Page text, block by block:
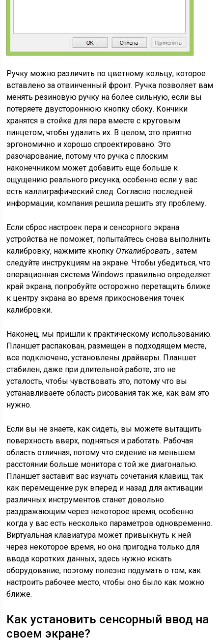
Ручку можно различить по цветному кольцу, которое
вставлено за отвинченный фронт. Ручка позволяет вам
менять резиновую ручку на более сильную, если вы
потеряете двустороннюю кнопку сбоку. Кончики
хранятся в стойке для пера вместе с круговым
пинцетом, чтобы удалить их. В целом, это приятно
эргономично и хорошо спроектировано. Это
разочарование, потому что ручка с плоским
наконечником может добавить еще больше к
ощущению реального рисунка, особенно если у вас
есть каллиграфический след. Согласно последней
информации, компания решила решить эту проблему.
Если сброс настроек пера и сенсорного экрана
устройства не поможет, попытайтесь снова выполнить
калибровку, нажмите кнопку Откалибровать, затем
следуйте инструкциям на экране. Чтобы убедиться, что
операционная система Windows правильно определяет
край экрана, попробуйте осторожно перетащить ближе
к центру экрана во время прикосновения точек
калибровки.
Наконец, мы пришли к практическому использованию.
Планшет распакован, размещен в подходящем месте,
все подключено, установлены драйверы. Планшет
стабилен, даже при длительной работе, это не
усталость, чтобы чувствовать это, потому что вы
устанавливаете область рисования так же, как вам это
нужно.
Если вы не знаете, как сидеть, вы можете вытащить
поверхность вверх, подняться и работать. Рабочая
область отличная, потому что сидение на меньшем
расстоянии больше монитора с той же диагональю.
Планшет заставит вас изучать сочетания клавиш, так
как перемещение рук вперед и назад для активации
различных инструментов станет довольно
раздражающим через некоторое время, особенно
когда у вас есть несколько параметров одновременно.
Виртуальная клавиатура может привыкнуть к ней
через некоторое время, но она пригодна только для
ввода коротких данных, здесь нужно искать
оборудование, поэтому полезно подумать о том, как
настроить рабочее место, чтобы оно было как можно
ближе.
Как установить сенсорный ввод на
своем экране?